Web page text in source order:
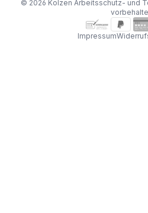
© 2026 Kolzen Arbeitsschutz- und
Impressum